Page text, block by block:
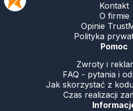
Kontakt
O firmie
Opinie
Polityka
Pomoc
Zwroty i
FAQ - pytania i
Jak skorzystać z
Czas realizacji